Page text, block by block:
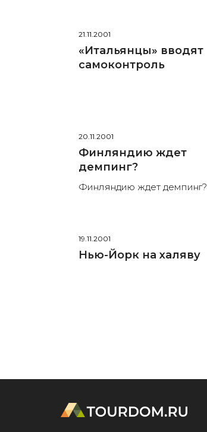
21.11.2001
«Итальянцы» вводят
самоконтроль
20.11.2001
Финляндию ждет
демпинг?
Финляндию ждет демпинг?
19.11.2001
Нью-Йорк на халяву